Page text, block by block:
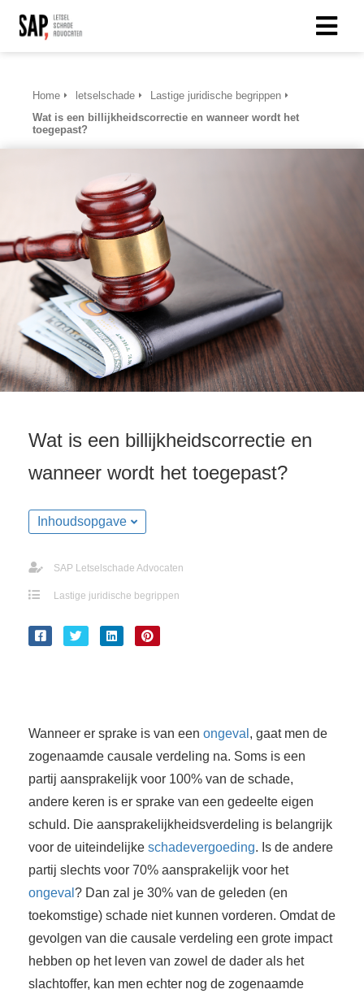
Home letselschade
Lastige juridische begrippen
Wat is een billijkheidscorrectie en wanneer wordt het
toegepast?
Wat is een billijkheidscorrectie en
wanneer wordt het toegepast?
Inhoudsopgave
SAP Letselschade Advocaten
Lastige juridische begrippen
Wanneer er sprake is van een ongeval , gaat men de
zogenaamde causale verdeling na. Soms is een
partij aansprakelijk voor 100% van de schade,
andere keren is er sprake van een gedeelte eigen
schuld. Die aansprakelijkheidsverdeling is belangrijk
voor de uiteindelijke schadevergoeding. Is de andere
partij slechts voor 70% aansprakelijk voor het
ongeval ? Dan zal je 30% van de geleden (en
toekomstige) schade niet kunnen vorderen. Omdat de
gevolgen van die causale verdeling een grote impact
hebben op het leven van zowel de dader als het
slachtoffer, kan men echter nog de zogenaamde